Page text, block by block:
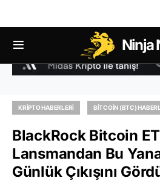
Ninja
KRIPTO HABERLERI BITCOIN (BTC)
BlackRock Bitcoin
Lansmandan Bu
Günlük Çıkışını